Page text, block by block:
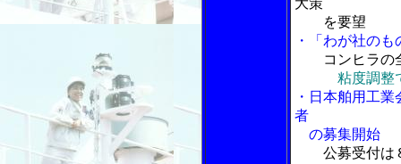
大策
を要望
・「わが社の
コンヒラの
粘度調整
・日本舶用工
者
の募集開始
公募受付は